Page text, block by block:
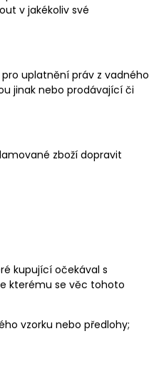
v jakékoliv své
uplatnění práv z vadného
jinak nebo prodávající či
zboží dopravit
kupující očekával s
kterému se věc tohoto
vzorku nebo předlohy;